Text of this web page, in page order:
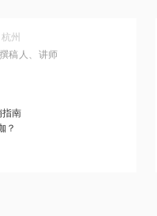
杭州
稿人、讲师
指南
？